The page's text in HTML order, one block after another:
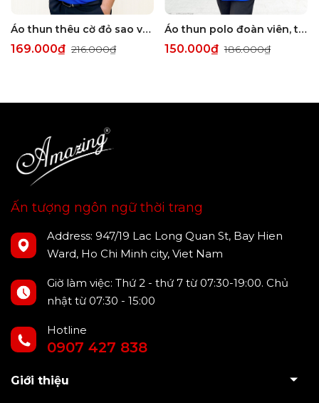
Áo thun thêu cờ đỏ sao vàng, dành cho đoàn viên thanh niên Việt Nam, bigsize tới 100kg, vải thun polo không nhăn, hiệu Amazing
169.000₫ 216.000₫
Áo thun polo đoàn viên, thêu logo cờ đỏ sao vàng dành cho Thanh Niên Việt Nam, vải thun lạnh co giãn, không nhăn, Amazing
150.000₫186.000₫
Ấn tượng ngôn ngữ thời trang
Address: 947/19 Lac Long Quan St, Bay Hien
Ward, Ho Chi Minh city, Viet Nam
Giờ làm việc: Thứ 2 - thứ 7 từ 07:30-19:00. Chủ
nhật từ 07:30 - 15:00
Hotline
0907 427 838
Giới thiệu